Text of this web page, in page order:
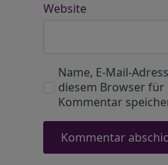
Website
Name, E-Mail-
diesem Browser
Kommentar